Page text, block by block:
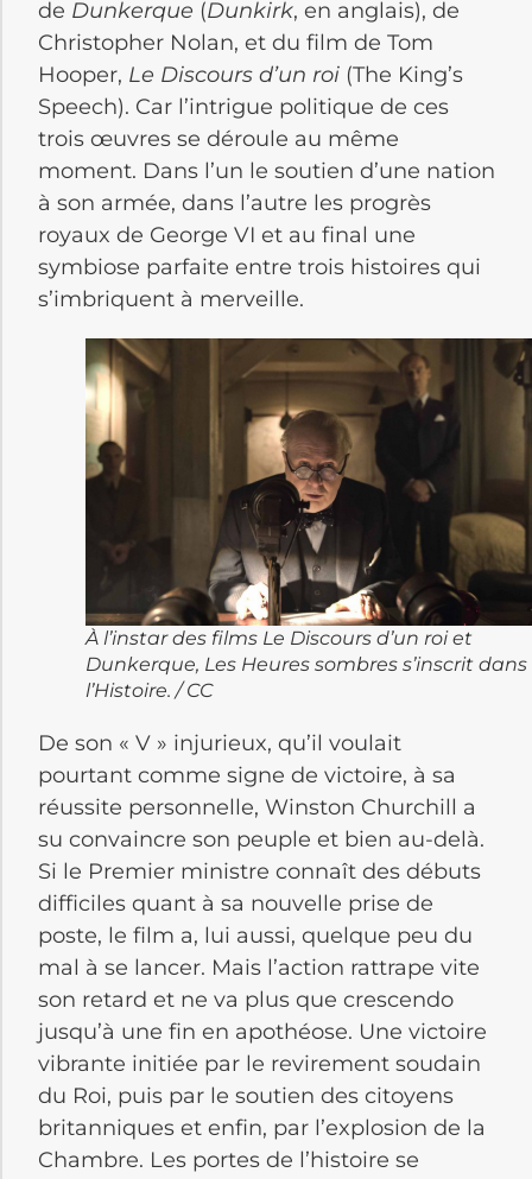
de Dunkerque (Dunkirk, en anglais), de
Christopher Nolan, et du film de Tom
Hooper, Le Discours d’un roi (The King’s
Speech). Car l’intrigue politique de ces
trois œuvres se déroule au même
moment. Dans l’un le soutien d’une nation
à son armée, dans l’autre les progrès
royaux de George VI et au final une
symbiose parfaite entre trois histoires qui
s’imbriquent à merveille.
À l’instar des films Le Discours d’un roi et
Dunkerque, Les Heures sombres s’inscrit dans
l’Histoire. / CC
De son « V » injurieux, qu’il voulait
pourtant comme signe de victoire, à sa
réussite personnelle, Winston Churchill a
su convaincre son peuple et bien au-delà.
Si le Premier ministre connaît des débuts
difficiles quant à sa nouvelle prise de
poste, le film a, lui aussi, quelque peu du
mal à se lancer. Mais l’action rattrape vite
son retard et ne va plus que crescendo
jusqu’à une fin en apothéose. Une victoire
vibrante initiée par le revirement soudain
du Roi, puis par le soutien des citoyens
britanniques et enfin, par l’explosion de la
Chambre. Les portes de l’histoire se